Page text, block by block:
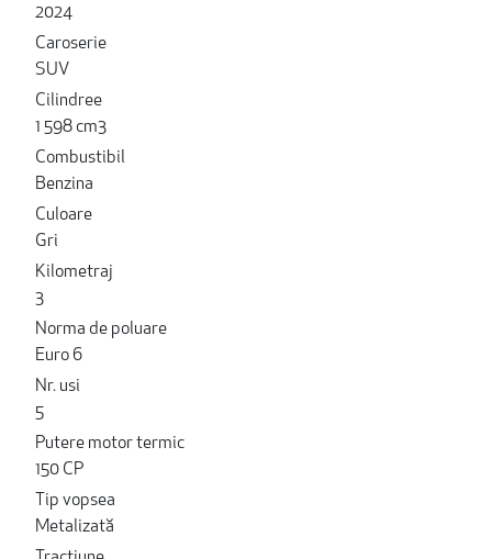
2024
Caroserie
SUV
Cilindree
1 598 cm3
Combustibil
Benzina
Culoare
Gri
Kilometraj
3
Norma de poluare
Euro 6
Nr. usi
5
Putere motor termic
150 CP
Tip vopsea
Metalizată